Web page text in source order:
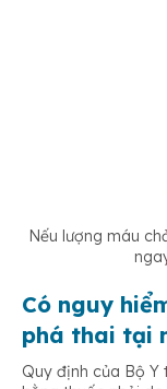
Nếu lượng máu
Có nguy
phá thai tại
Quy định của Bộ Y